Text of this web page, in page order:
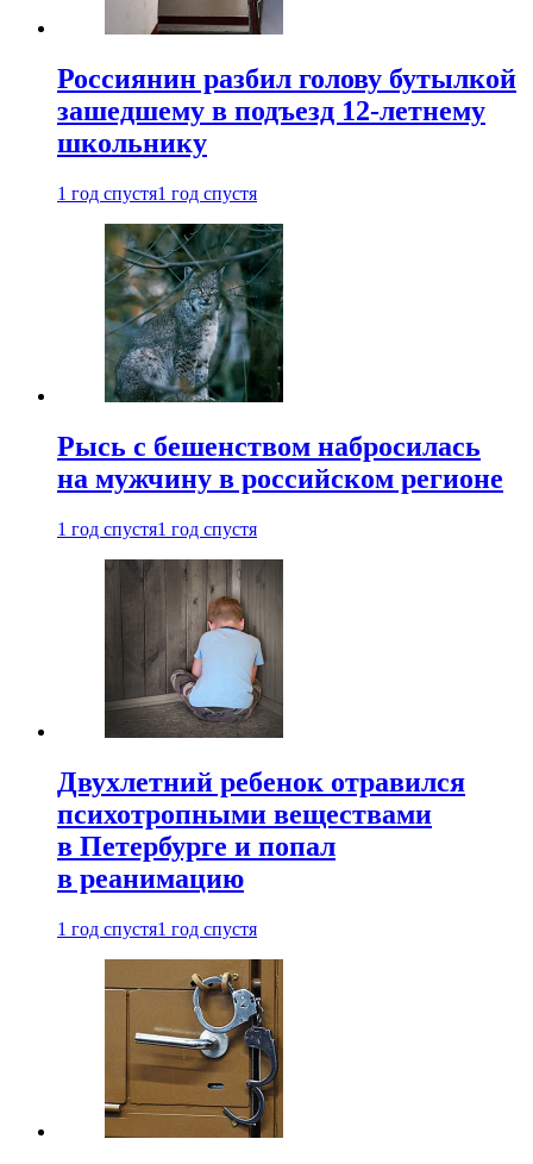
Россиянин разбил голову бутылкой
зашедшему в подъезд 12-летнему
школьнику
1 год спустя1 год спустя
Рысь с бешенством набросилась
на мужчину в российском регионе
1 год спустя1 год спустя
Двухлетний ребенок отравился
психотропными веществами
в Петербурге и попал
в реанимацию
1 год спустя1 год спустя